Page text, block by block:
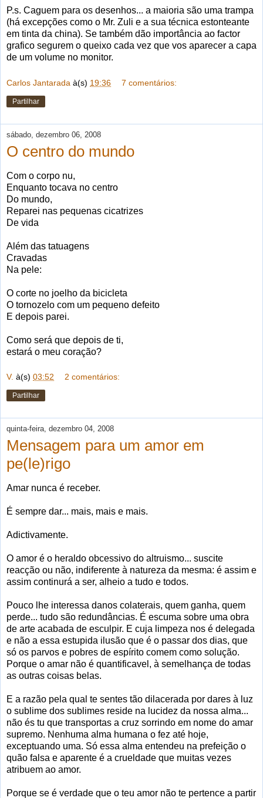
P.s. Caguem para os desenhos... a maioria são uma trampa
(há excepções como o Mr. Zuli e a sua técnica estonteante
em tinta da china). Se também dão importância ao factor
grafico segurem o queixo cada vez que vos aparecer a capa
de um volume no monitor.
Carlos Jantarada à(s) 19:36 7 comentários:
Partilhar
sábado, dezembro 06, 2008
O centro do mundo
Com o corpo nu,
Enquanto tocava no centro
Do mundo,
Reparei nas pequenas cicatrizes
De vida
Além das tatuagens
Cravadas
Na pele:
O corte no joelho da bicicleta
O tornozelo com um pequeno defeito
E depois parei.
Como será que depois de ti,
estará o meu coração?
V. à(s) 03:52 2 comentários:
Partilhar
quinta-feira, dezembro 04, 2008
Mensagem para um amor em
pe(le)rigo
Amar nunca é receber.
É sempre dar... mais, mais e mais.
Adictivamente.
O amor é o heraldo obcessivo do altruismo... suscite
reacção ou não, indiferente à natureza da mesma: é assim e
assim continurá a ser, alheio a tudo e todos.
Pouco lhe interessa danos colaterais, quem ganha, quem
perde... tudo são redundâncias. É escuma sobre uma obra
de arte acabada de esculpir. E cuja limpeza nos é delegada
e não a essa estupida ilusão que é o passar dos dias, que
só os parvos e pobres de espírito comem como solução.
Porque o amar não é quantificavel, à semelhança de todas
as outras coisas belas.
E a razão pela qual te sentes tão dilacerada por dares à luz
o sublime dos sublimes reside na lucidez da nossa alma...
não és tu que transportas a cruz sorrindo em nome do amar
supremo. Nenhuma alma humana o fez até hoje,
exceptuando uma. Só essa alma entendeu na prefeição o
quão falsa e aparente é a crueldade que muitas vezes
atribuem ao amor.
Porque se é verdade que o teu amor não te pertence a partir